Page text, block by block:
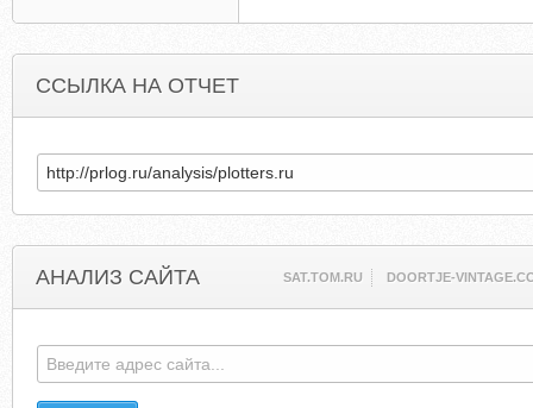
ССЫЛКА НА ОТЧЕТ
АНАЛИЗ САЙТА SAT.TOM.RU DOORTJE-